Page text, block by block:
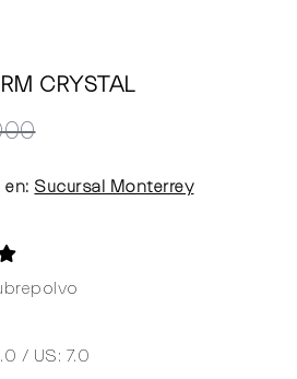
CRYSTAL
Sucursal Monterrey
/ US: 7.0